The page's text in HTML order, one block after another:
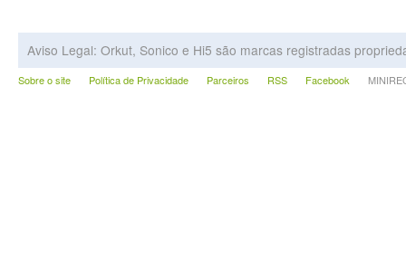
Aviso Legal: Orkut, Sonico e Hi5 são marcas registradas
Sobre o site Política de Privacidade Parceiros RSS Facebook